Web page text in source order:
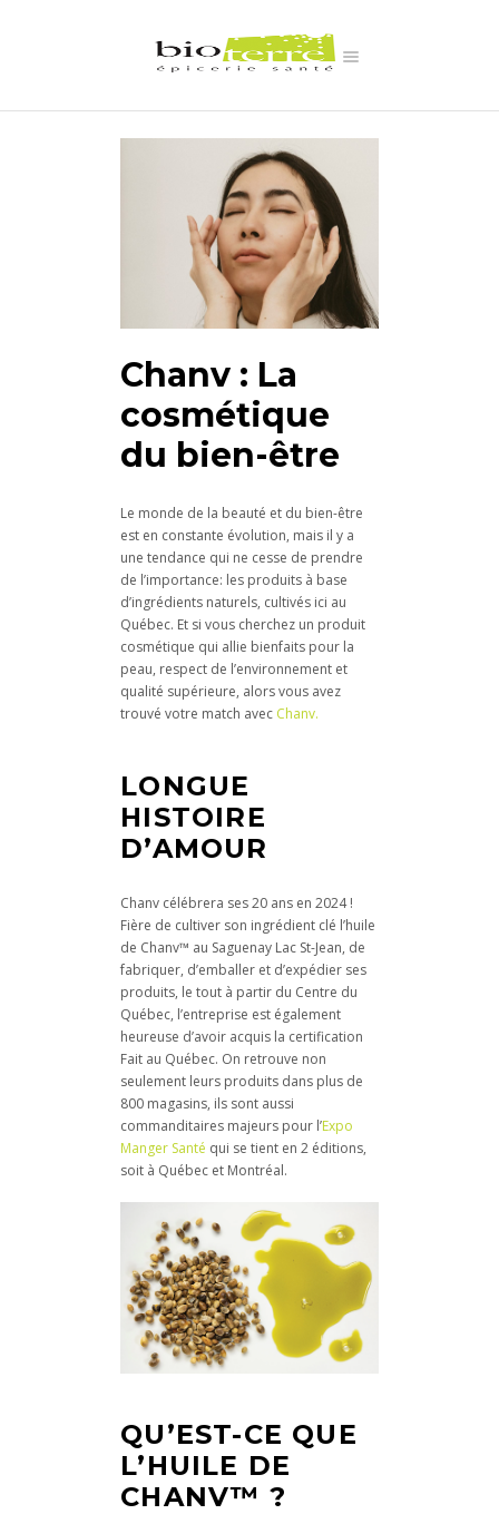
Chanv : La
cosmétique
du bien-être
Le monde de la beauté et du bien-être
est en constante évolution, mais il y a
une tendance qui ne cesse de prendre
de l’importance: les produits à base
d’ingrédients naturels, cultivés ici au
Québec. Et si vous cherchez un produit
cosmétique qui allie bienfaits pour la
peau, respect de l’environnement et
qualité supérieure, alors vous avez
trouvé votre match avec Chanv.
LONGUE
HISTOIRE
D’AMOUR
Chanv célébrera ses 20 ans en 2024 !
Fière de cultiver son ingrédient clé l’huile
de Chanv™ au Saguenay Lac St-Jean, de
fabriquer, d’emballer et d’expédier ses
produits, le tout à partir du Centre du
Québec, l’entreprise est également
heureuse d’avoir acquis la certification
Fait au Québec. On retrouve non
seulement leurs produits dans plus de
800 magasins, ils sont aussi
commanditaires majeurs pour l’Expo
Manger Santé qui se tient en 2 éditions,
soit à Québec et Montréal.
QU’EST-CE QUE
L’HUILE DE
CHANV™ ?